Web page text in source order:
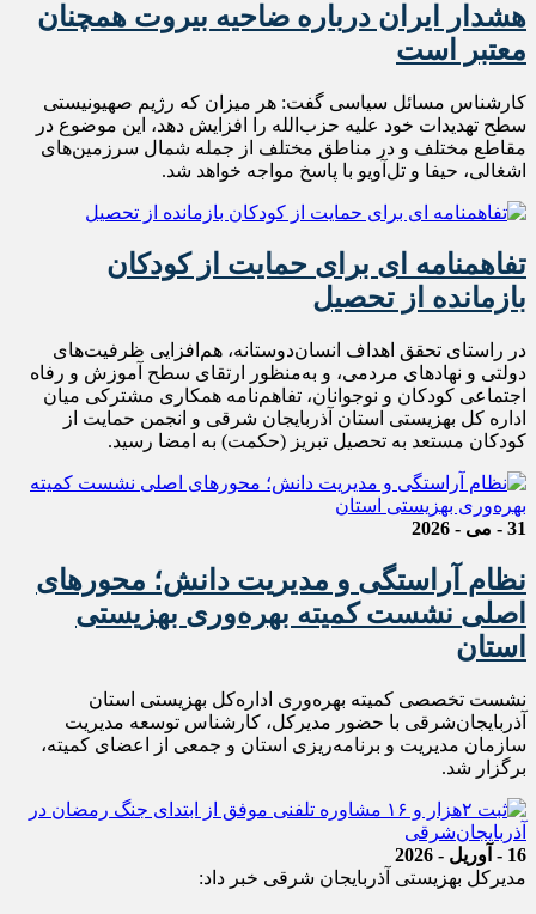
هشدار ایران درباره ضاحیه بیروت همچنان
معتبر است
کارشناس مسائل سیاسی گفت: هر میزان که رژیم صهیونیستی
سطح تهدیدات خود علیه حزب‌الله را افزایش دهد، این موضوع در
مقاطع مختلف و در مناطق مختلف از جمله شمال سرزمین‌های
اشغالی، حیفا و تل‌آویو با پاسخ مواجه خواهد شد.
تفاهمنامه ای برای حمایت از کودکان
بازمانده از تحصیل
در راستای تحقق اهداف انسان‌دوستانه، هم‌افزایی ظرفیت‌های
دولتی و نهادهای مردمی، و به‌منظور ارتقای سطح آموزش و رفاه
اجتماعی کودکان و نوجوانان، تفاهم‌نامه همکاری مشترکی میان
اداره کل بهزیستی استان آذربایجان شرقی و انجمن حمایت از
کودکان مستعد به تحصیل تبریز (حکمت) به امضا رسید.
31 - می - 2026
نظام آراستگی و مدیریت دانش؛ محورهای
اصلی نشست کمیته بهره‌وری بهزیستی
استان
نشست تخصصی کمیته بهره‌وری اداره‌کل بهزیستی استان
آذربایجان‌شرقی با حضور مدیرکل، کارشناس توسعه مدیریت
سازمان مدیریت و برنامه‌ریزی استان و جمعی از اعضای کمیته،
برگزار شد.
16 - آوریل - 2026
مدیرکل بهزیستی آذربایجان شرقی خبر داد: